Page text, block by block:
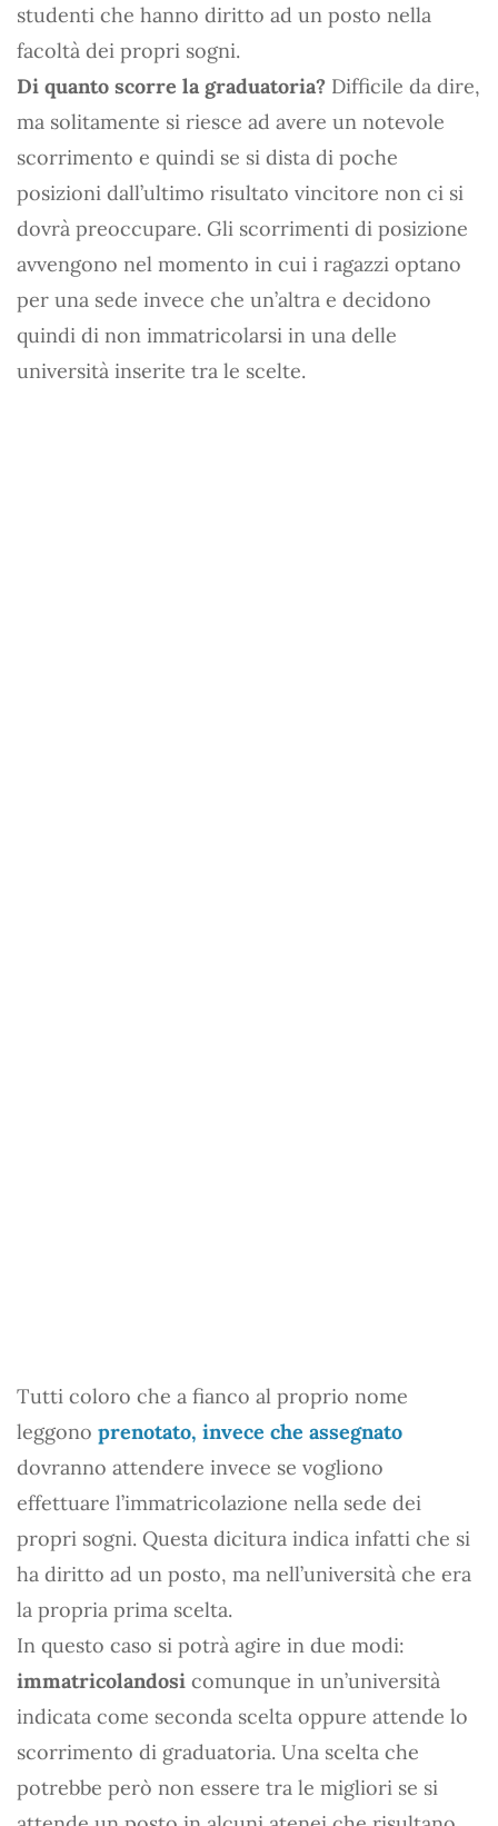
studenti che hanno diritto ad un posto nella
facoltà dei propri sogni.
Di quanto scorre la graduatoria? Difficile da dire,
ma solitamente si riesce ad avere un notevole
scorrimento e quindi se si dista di poche
posizioni dall’ultimo risultato vincitore non ci si
dovrà preoccupare. Gli scorrimenti di posizione
avvengono nel momento in cui i ragazzi optano
per una sede invece che un’altra e decidono
quindi di non immatricolarsi in una delle
università inserite tra le scelte.
Tutti coloro che a fianco al proprio nome
leggono prenotato, invece che assegnato
dovranno attendere invece se vogliono
effettuare l’immatricolazione nella sede dei
propri sogni. Questa dicitura indica infatti che si
ha diritto ad un posto, ma nell’università che era
la propria prima scelta.
In questo caso si potrà agire in due modi:
immatricolandosi comunque in un’università
indicata come seconda scelta oppure attende lo
scorrimento di graduatoria. Una scelta che
potrebbe però non essere tra le migliori se si